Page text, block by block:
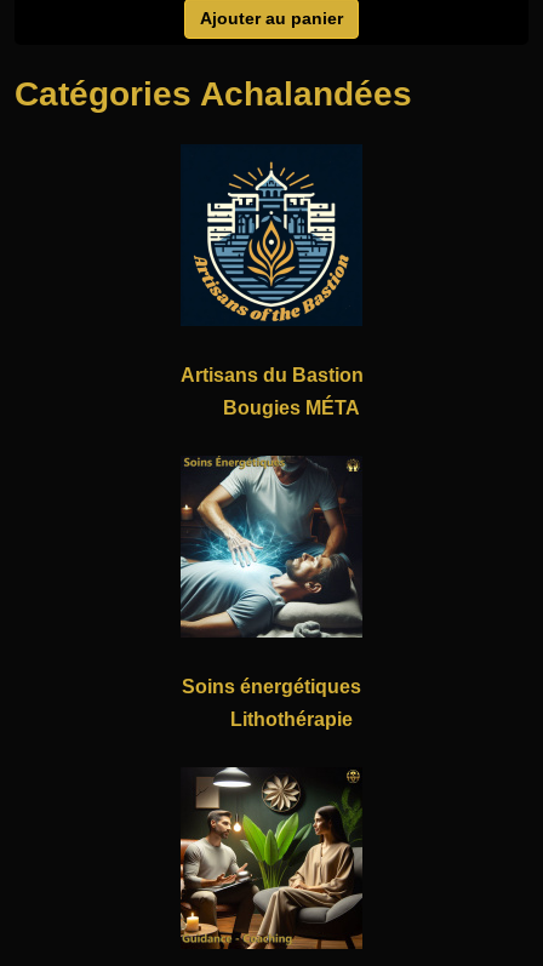
Ajouter au panier
Catégories Achalandées
Artisans du Bastion
Bougies MÉTA
Soins énergétiques
Lithothérapie